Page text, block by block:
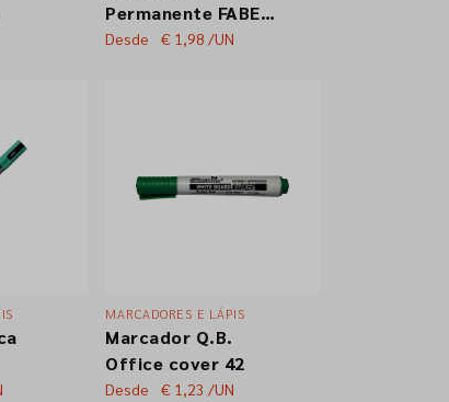
Permanente FABER
CASTELL 1525
Desde € 1,98 /UN
MARCADORES E LÁPIS
Marcador Q.B.
Office cover 42
Desde € 1,23 /UN